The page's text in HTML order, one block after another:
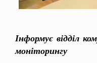
Інформує відділ
моніторингу